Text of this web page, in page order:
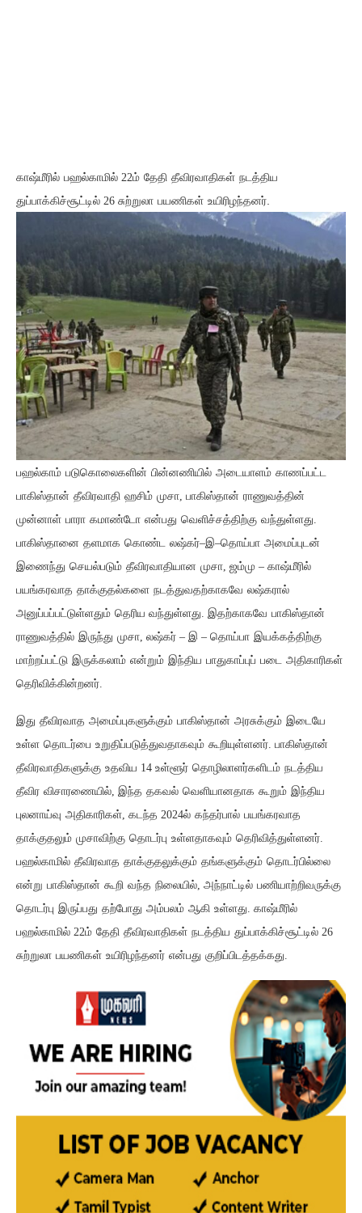
காஷ்மீரில் பஹல்காமில் 22ம் தேதி தீவிரவாதிகள் நடத்திய
துப்பாக்கிச்சூட்டில் 26 சுற்றுலா பயணிகள் உயிரிழந்தனர்.
பஹல்காம் படுகொலைகளின் பின்னணியில் அடையாளம் காணப்பட்ட
பாகிஸ்தான் தீவிரவாதி ஹசிம் முசா, பாகிஸ்தான் ராணுவத்தின்
முன்னாள் பாரா கமாண்டோ என்பது வெளிச்சத்திற்கு வந்துள்ளது.
பாகிஸ்தானை தளமாக கொண்ட லஷ்கர்–இ–தொய்பா அமைப்புடன்
இணைந்து செயல்படும் தீவிரவாதியான முசா, ஜம்மு – காஷ்மீரில்
பயங்கரவாத தாக்குதல்களை நடத்துவதற்காகவே லஷ்கரால்
அனுப்பப்பட்டுள்ளதும் தெரிய வந்துள்ளது. இதற்காகவே பாகிஸ்தான்
ராணுவத்தில் இருந்து முசா, லஷ்கர் – இ – தொய்பா இயக்கத்திற்கு
மாற்றப்பட்டு இருக்கலாம் என்றும் இந்திய பாதுகாப்புப் படை
அதிகாரிகள்
தெரிவிக்கின்றனர்.
இது தீவிரவாத அமைப்புகளுக்கும் பாகிஸ்தான் அரசுக்கும் இடையே
உள்ள தொடர்பை உறுதிப்படுத்துவதாகவும் கூறியுள்ளனர். பாகிஸ்தான்
தீவிரவாதிகளுக்கு உதவிய 14 உள்ளூர் தொழிலாளர்களிடம் நடத்திய
தீவிர விசாரணையில், இந்த தகவல் வெளியானதாக கூறும் இந்திய
புலனாய்வு அதிகாரிகள், கடந்த 2024ல் கந்தர்பால் பயங்கரவாத
தாக்குதலும் முசாவிற்கு தொடர்பு உள்ளதாகவும் தெரிவித்துள்ளனர்.
பஹல்காமில் தீவிரவாத தாக்குதலுக்கும் தங்களுக்கும் தொடர்பில்லை
என்று பாகிஸ்தான் கூறி வந்த நிலையில், அந்நாட்டில் பணியாற்றிவருக்கு
தொடர்பு இருப்பது தற்போது அம்பலம் ஆகி உள்ளது. காஷ்மீரில்
பஹல்காமில் 22ம் தேதி தீவிரவாதிகள் நடத்திய துப்பாக்கிச்சூட்டில் 26
சுற்றுலா பயணிகள் உயிரிழந்தனர் என்பது குறிப்பிடத்தக்கது.